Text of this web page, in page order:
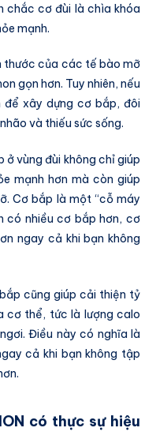
chắc cơ đùi là chìa khóa
mạnh.
thước của các tế bào mỡ
gọn hơn. Tuy nhiên, nếu
xây dựng cơ bắp, đôi
và thiếu sức sống.
vùng đùi không chỉ giúp
mạnh hơn mà còn giúp
Cơ bắp là một “cỗ máy
có nhiều cơ bắp hơn, cơ
ngay cả khi bạn không
cũng giúp cải thiện tỷ
cơ thể, tức là lượng calo
Điều này có nghĩa là
cả khi bạn không tập
có thực sự hiệu